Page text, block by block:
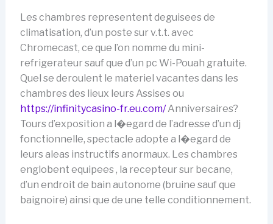
Les chambres representent deguisees de
climatisation, d’un poste sur v.t.t. avec
Chromecast, ce que l’on nomme du mini-
refrigerateur sauf que d’un pc Wi-Pouah gratuite.
Quel se deroulent le materiel vacantes dans les
chambres des lieux leurs Assises ou
https://infinitycasino-fr.eu.com/Anniversaires?
Tours d’exposition a l�egard de l’adresse d’un dj
fonctionnelle, spectacle adopte a l�egard de
leurs aleas instructifs anormaux. Les chambres
englobent equipees , la recepteur sur becane,
d’un endroit de bain autonome (bruine sauf que
baignoire) ainsi que de une telle conditionnement.